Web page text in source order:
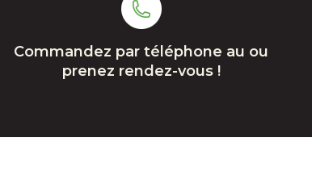
Commandez par téléphone au ou
prenez rendez-vous !